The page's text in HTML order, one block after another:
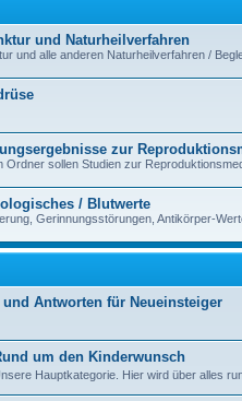
und Naturheilverfahren
und alle anderen Naturheilverfahren /
zur
Ordner sollen Studien zur
/ Blutwerte
Gerinnungsstörungen, Antikörper-
und Antworten für Neueinsteiger
um den Kinderwunsch
Hauptkategorie. Hier wird über alles